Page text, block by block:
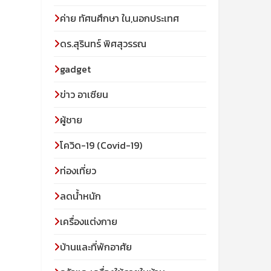
ค่าย ทัศนศึกษา ใน,นอกประเทศ
ดร.สุรินทร์ พิศสุวรรณ
gadget
ข่าว อาเซียน
ผู้ชาย
โควิด-19 (Covid-19)
ท่องเที่ยว
ลดน้ำหนัก
เครื่องแต่งกาย
บ้านและที่พักอาศัย